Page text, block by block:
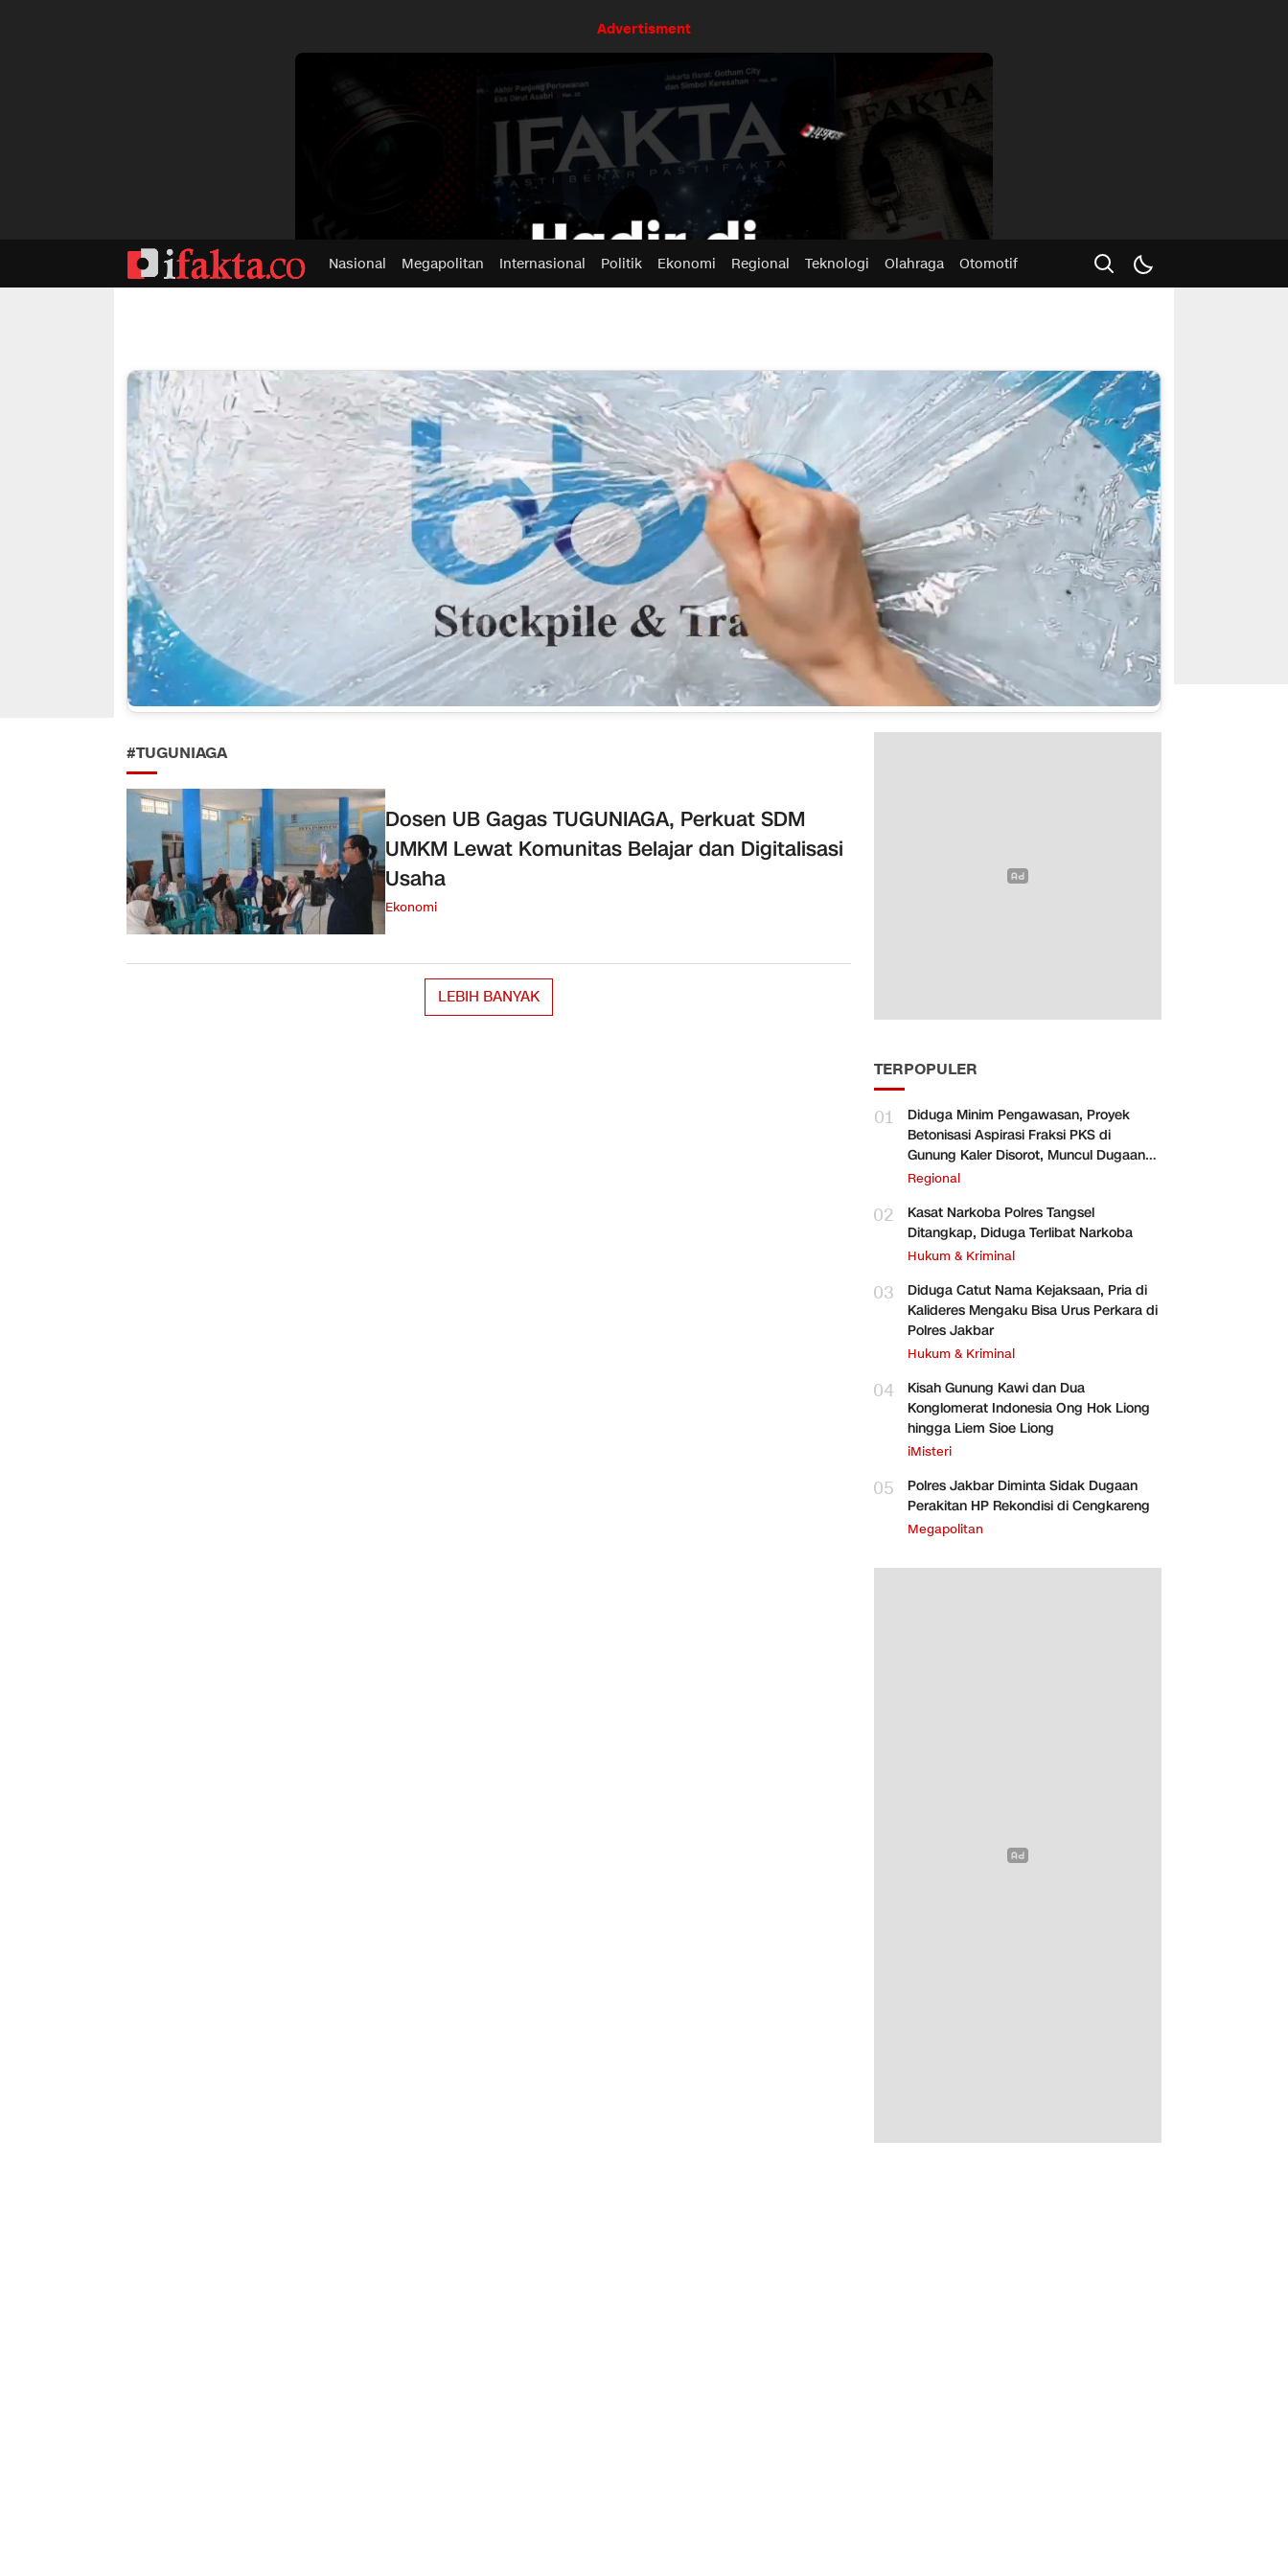
Advertisment
Nasional Megapolitan Internasional Politik Ekonomi Regional Teknologi Olahraga Otomotif
#TUGUNIAGA
Dosen UB Gagas TUGUNIAGA, Perkuat SDM
UMKM Lewat Komunitas Belajar dan Digitalisasi
Usaha
Ekonomi
LEBIH BANYAK
TERPOPULER
01
Diduga Minim Pengawasan, Proyek
Betonisasi Aspirasi Fraksi PKS di
Gunung Kaler Disorot, Muncul Dugaan
Pengurangan Volume
Regional
02
Kasat Narkoba Polres Tangsel
Ditangkap, Diduga Terlibat Narkoba
Hukum & Kriminal
03
Diduga Catut Nama Kejaksaan, Pria di
Kalideres Mengaku Bisa Urus Perkara di
Polres Jakbar
Hukum & Kriminal
04
Kisah Gunung Kawi dan Dua
Konglomerat Indonesia Ong Hok Liong
hingga Liem Sioe Liong
iMisteri
05
Polres Jakbar Diminta Sidak Dugaan
Perakitan HP Rekondisi di Cengkareng
Megapolitan